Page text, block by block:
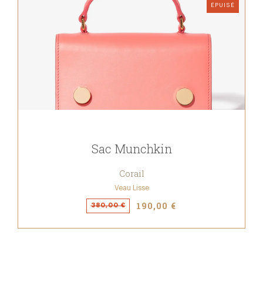
ÉPUISÉ
Sac Munchkin
Corail
Veau Lisse
380,00 € 190,00 €